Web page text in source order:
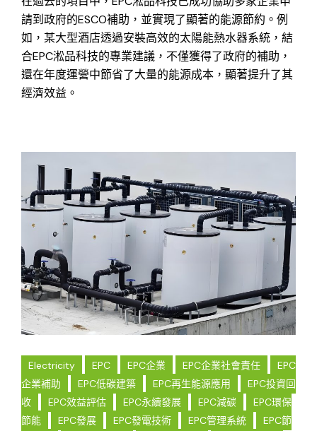
請到政府的ESCO補助，並實現了顯著的能源節約。例
如，某大型酒店透過安裝高效的太陽能熱水器系統，結
合EPC淞品科技的專業建議，不僅獲得了政府的補助，
還在年度運營中節省了大量的能源成本，顯著提升了其
經濟效益。
Electricity EPC EPC企業 EPC企業社會責任
EPC
企業補助
EPC低碳建築 EPC再生能源應用
EPC投資回
收
EPC效益評估 EPC永續發展 EPC減碳
EPC環保
節能
EPC發展 EPC發電技術 EPC管理系統
EPC節